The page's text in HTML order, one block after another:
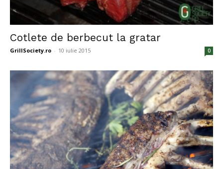
Cotlete de berbecut la gratar
GrillSociety.ro - 10 iulie 2015 0